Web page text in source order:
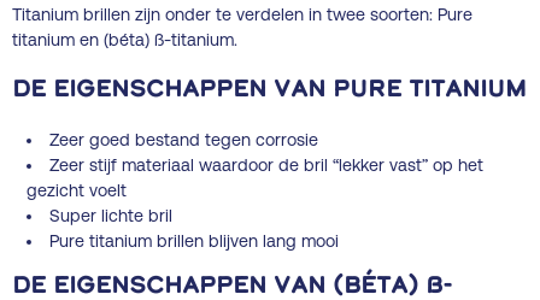
Titanium brillen zijn onder te verdelen in twee soorten: Pure
titanium en (béta) ß-titanium.
De eigenschappen van Pure titanium
Zeer goed bestand tegen corrosie
Zeer stijf materiaal waardoor de bril “lekker vast” op het
gezicht voelt
Super lichte bril
Pure titanium brillen blijven lang mooi
De eigenschappen van (béta) ß-